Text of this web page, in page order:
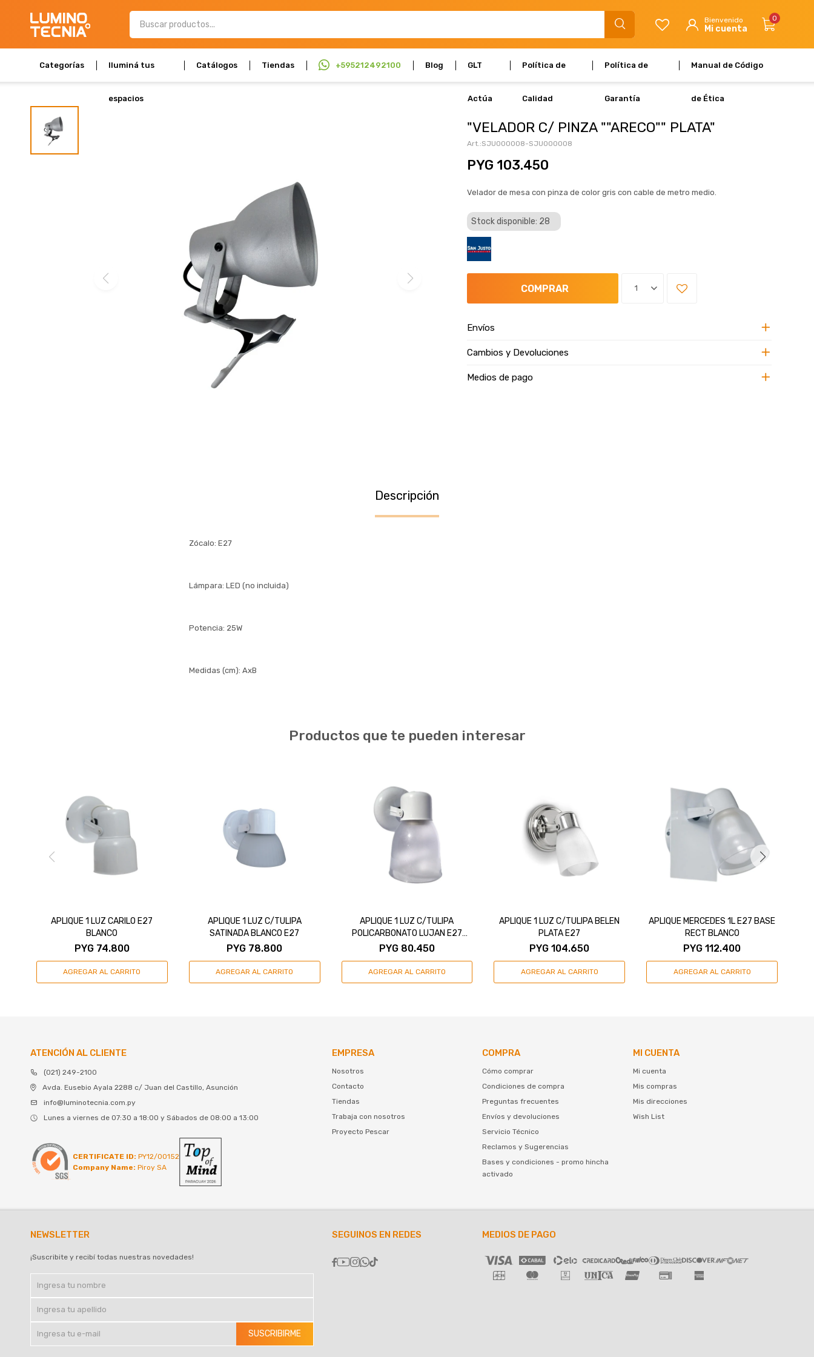
Categorías Iluminá tus
espacios
Catálogos Tiendas +595212492100 Blog GLT
Actúa
Política de
Calidad
Política de
Garantía
Manual de Código
de Ética
0
"VELADOR C/ PINZA ""ARECO"" PLATA"
SJU000008-SJU000008
PYG 103.450
Velador de mesa con pinza de color gris con cable de metro medio.
Stock disponible: 28
1
COMPRAR
Envíos
Cambios y Devoluciones
Medios de pago
Descripción
Zócalo: E27
Lámpara: LED (no incluida)
Potencia: 25W
Medidas (cm): AxB
Productos que te pueden interesar
APLIQUE 1 LUZ CARILO E27
BLANCO
PYG 74.800
APLIQUE 1 LUZ C/TULIPA
SATINADA BLANCO E27
PYG 78.800
APLIQUE 1 LUZ C/TULIPA
POLICARBONATO LUJAN E27
BLANCO
PYG 80.450
APLIQUE 1 LUZ C/TULIPA BELEN
PLATA E27
PYG 104.650
APLIQUE MERCEDES 1L E27 BASE
RECT BLANCO
PYG 112.400
ATENCIÓN AL CLIENTE
(021) 249-2100
Avda. Eusebio Ayala 2288 c/ Juan del Castillo, Asunción
info@luminotecnia.com.py
Lunes a viernes de 07:30 a 18:00 y Sábados de 08:00 a 13:00
CERTIFICATE ID: PY12/00152
Company Name: Piroy SA
EMPRESA
Nosotros
Contacto
Tiendas
Trabaja con nosotros
Proyecto Pescar
COMPRA
Cómo comprar
Condiciones de compra
Preguntas frecuentes
Envíos y devoluciones
Servicio Técnico
Reclamos y Sugerencias
Bases y condiciones - promo hincha
activado
MI CUENTA
Mi cuenta
Mis compras
Mis direcciones
Wish List
NEWSLETTER
¡Suscribite y recibí todas nuestras novedades!
SUSCRIBIRME
SEGUINOS EN REDES

MEDIOS DE PAGO